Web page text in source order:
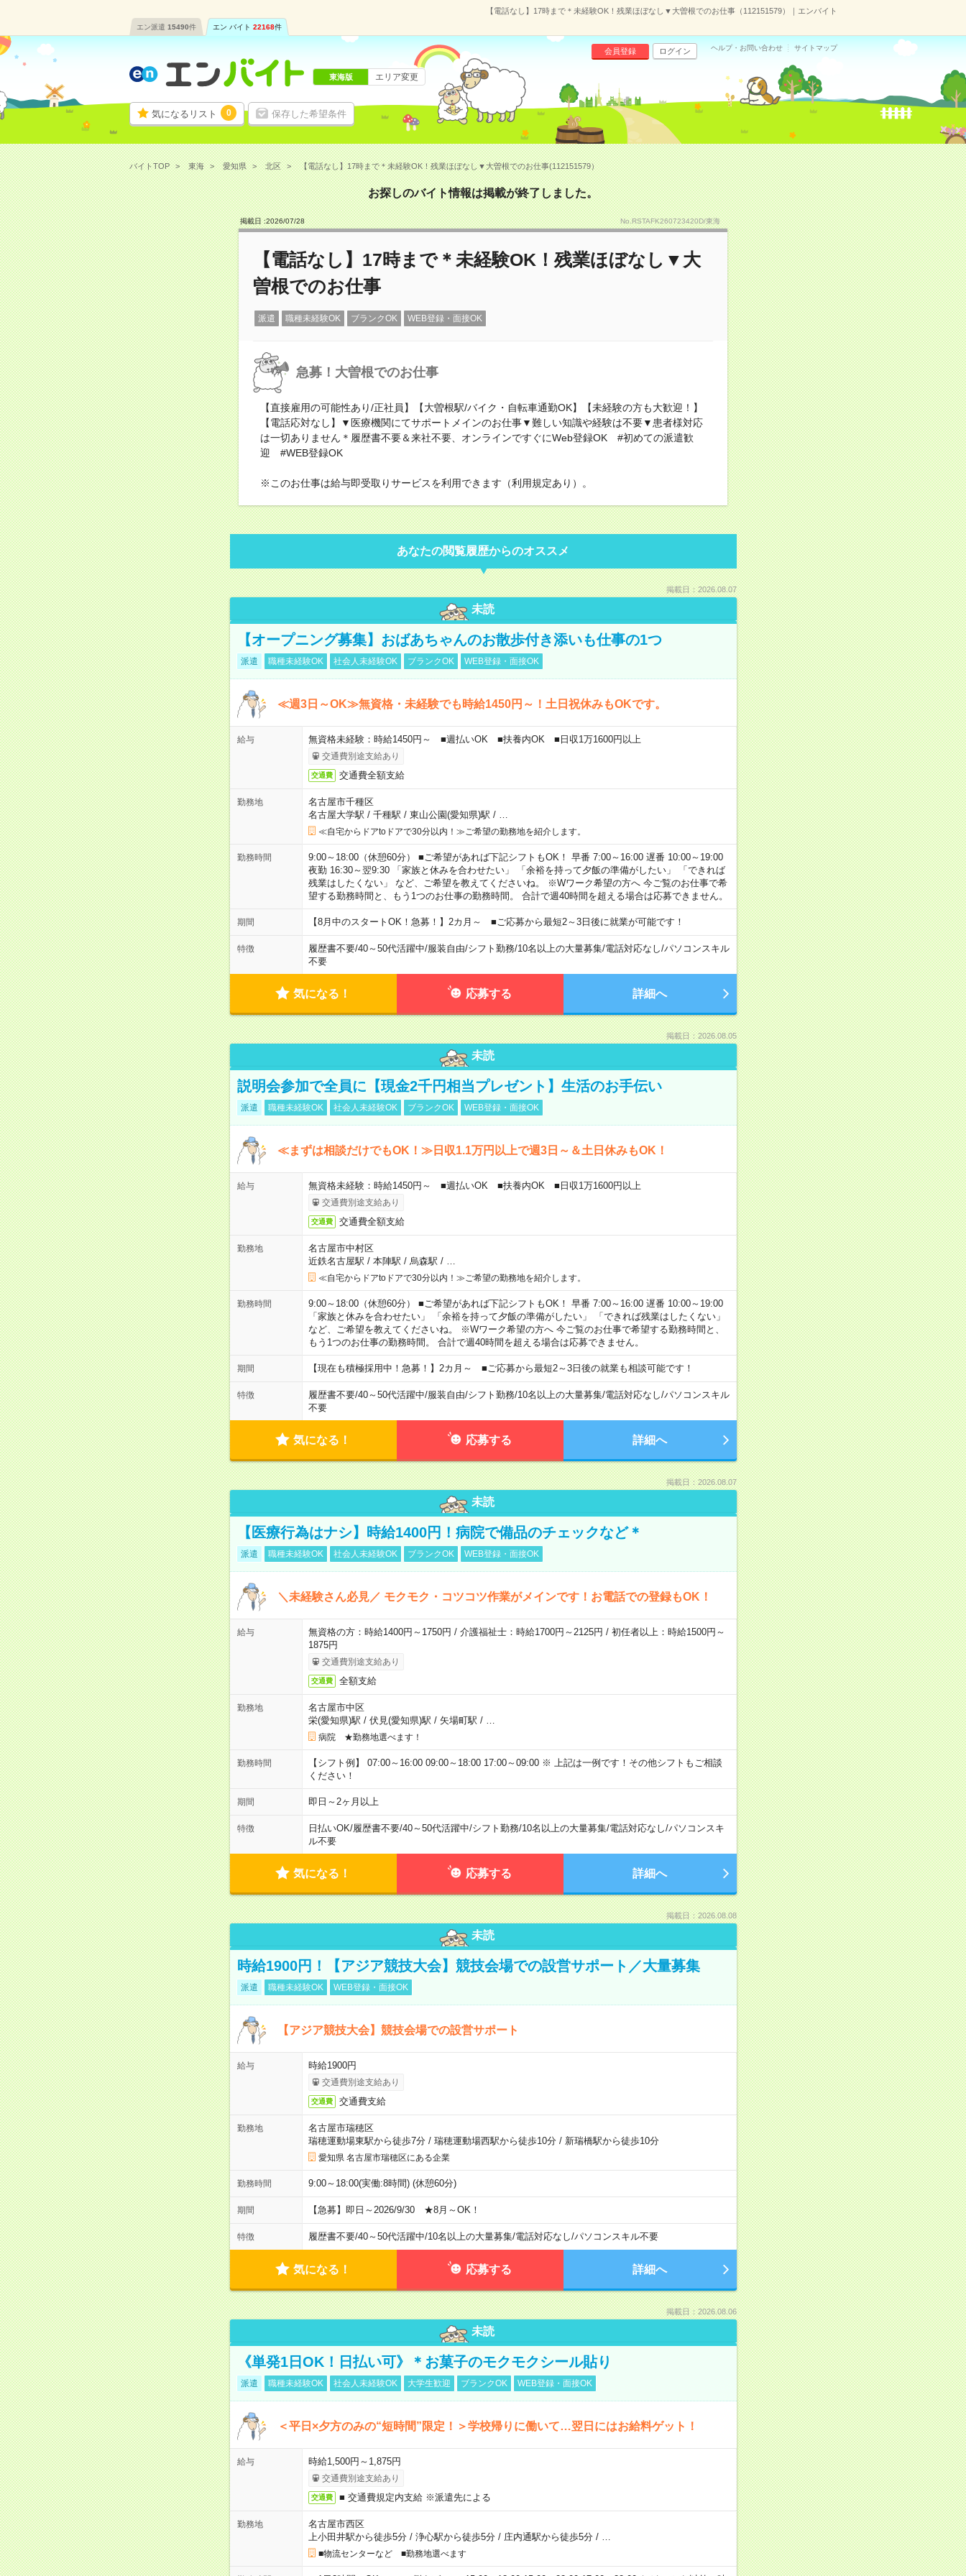
【電話なし】17時まで＊未経験OK！残業ほぼなし▼大曽根でのお仕事（112151579）｜エンバイト
エン派遣 15490件 エン バイト 22168件
気になるリスト 0 保存した希望条件
会員登録 ログイン ヘルプ・お問い合わせ サイトマップ
東海版 エリア変更
バイトTOP 東海 愛知県 北区 【電話なし】17時まで＊未経験OK！残業ほぼなし▼大曽根でのお仕事(112151579）
お探しのバイト情報は掲載が終了しました。
掲載日 :2026/07/28 No.RSTAFK260723420D/東海
【電話なし】17時まで＊未経験OK！残業ほぼなし▼大
曽根でのお仕事
派遣 職種未経験OK ブランクOK WEB登録・面接OK
急募！大曽根でのお仕事
【直接雇用の可能性あり/正社員】【大曽根駅/バイク・自転車通勤OK】【未経験の方も大歓迎！】
【電話応対なし】▼医療機関にてサポートメインのお仕事▼難しい知識や経験は不要▼患者様対応
は一切ありません＊履歴書不要＆来社不要、オンラインですぐにWeb登録OK #初めての派遣歓
迎 #WEB登録OK
※このお仕事は給与即受取りサービスを利用できます（利用規定あり）。
あなたの閲覧履歴からのオススメ
掲載日：2026.08.07
未読
【オープニング募集】おばあちゃんのお散歩付き添いも仕事の1つ
派遣 職種未経験OK 社会人未経験OK ブランクOK WEB登録・面接OK
≪週3日～OK≫無資格・未経験でも時給1450円～！土日祝休みもOKです。
給与 無資格未経験：時給1450円～ ■週払いOK ■扶養内OK ■日収1万1600円以上
交通費別途支給あり
交通費 交通費全額支給
勤務地
名古屋市千種区
名古屋大学駅 / 千種駅 / 東山公園(愛知県)駅 /
≪自宅からドアtoドアで30分以内！≫ご希望の勤務地を紹介します。
勤務時間
9:00～18:00（休憩60分） ■ご希望があれば下記シフトもOK！ 早番 7:00～16:00 遅番 10:00～19:00
夜勤 16:30～翌9:30 「家族と休みを合わせたい」 「余裕を持って夕飯の準備がしたい」 「できれば
残業はしたくない」 など、ご希望を教えてくださいね。 ※Wワーク希望の方へ 今ご覧のお仕事で希
望する勤務時間と、もう1つのお仕事の勤務時間。 合計で週40時間を超える場合は応募できません。
期間 【8月中のスタートOK！急募！】2カ月～ ■ご応募から最短2～3日後に就業が可能です！
特徴 履歴書不要/40～50代活躍中/服装自由/シフト勤務/10名以上の大量募集/電話対応なし/パソコンスキル
不要
気になる！ 応募する 詳細へ
掲載日：2026.08.05
未読
説明会参加で全員に【現金2千円相当プレゼント】生活のお手伝い
派遣 職種未経験OK 社会人未経験OK ブランクOK WEB登録・面接OK
≪まずは相談だけでもOK！≫日収1.1万円以上で週3日～＆土日休みもOK！
給与 無資格未経験：時給1450円～ ■週払いOK ■扶養内OK ■日収1万1600円以上
交通費別途支給あり
交通費 交通費全額支給
勤務地
名古屋市中村区
近鉄名古屋駅 / 本陣駅 / 烏森駅 /
≪自宅からドアtoドアで30分以内！≫ご希望の勤務地を紹介します。
勤務時間
9:00～18:00（休憩60分） ■ご希望があれば下記シフトもOK！ 早番 7:00～16:00 遅番 10:00～19:00
「家族と休みを合わせたい」 「余裕を持って夕飯の準備がしたい」 「できれば残業はしたくない」
など、ご希望を教えてくださいね。 ※Wワーク希望の方へ 今ご覧のお仕事で希望する勤務時間と、
もう1つのお仕事の勤務時間。 合計で週40時間を超える場合は応募できません。
期間 【現在も積極採用中！急募！】2カ月～ ■ご応募から最短2～3日後の就業も相談可能です！
特徴 履歴書不要/40～50代活躍中/服装自由/シフト勤務/10名以上の大量募集/電話対応なし/パソコンスキル
不要
気になる！ 応募する 詳細へ
掲載日：2026.08.07
未読
【医療行為はナシ】時給1400円！病院で備品のチェックなど＊
派遣 職種未経験OK 社会人未経験OK ブランクOK WEB登録・面接OK
＼未経験さん必見／ モクモク・コツコツ作業がメインです！お電話での登録もOK！
給与
無資格の方：時給1400円～1750円 / 介護福祉士：時給1700円～2125円 / 初任者以上：時給1500円～
1875円
交通費別途支給あり
交通費 全額支給
勤務地
名古屋市中区
栄(愛知県)駅 / 伏見(愛知県)駅 / 矢場町駅 /
病院 ★勤務地選べます！
勤務時間
【シフト例】 07:00～16:00 09:00～18:00 17:00～09:00 ※ 上記は一例です！その他シフトもご相談
ください！
期間 即日～2ヶ月以上
特徴 日払いOK/履歴書不要/40～50代活躍中/シフト勤務/10名以上の大量募集/電話対応なし/パソコンスキ
ル不要
気になる！ 応募する 詳細へ
掲載日：2026.08.08
未読
時給1900円！【アジア競技大会】競技会場での設営サポート／大量募集
派遣 職種未経験OK WEB登録・面接OK
【アジア競技大会】競技会場での設営サポート
給与 時給1900円
交通費別途支給あり
交通費 交通費支給
勤務地
名古屋市瑞穂区
瑞穂運動場東駅から徒歩7分/ 瑞穂運動場西駅から徒歩10分/ 新瑞橋駅から徒歩10分
愛知県 名古屋市瑞穂区にある企業
勤務時間 9:00～18:00(実働:8時間) (休憩60分)
期間 【急募】即日～2026/9/30 ★8月～OK！
特徴 履歴書不要/40～50代活躍中/10名以上の大量募集/電話対応なし/パソコンスキル不要
気になる！ 応募する 詳細へ
掲載日：2026.08.06
未読
《単発1日OK！日払い可》＊お菓子のモクモクシール貼り
派遣 職種未経験OK 社会人未経験OK 大学生歓迎 ブランクOK WEB登録・面接OK
＜平日×夕方のみの“短時間”限定！＞学校帰りに働いて…翌日にはお給料ゲット！
給与 時給1,500円～1,875円
交通費別途支給あり
交通費 ■ 交通費規定内支給 ※派遣先による
勤務地
名古屋市西区
上小田井駅から徒歩5分/ 浄心駅から徒歩5分/ 庄内通駅から徒歩5分/
■物流センターなど ■勤務地選べます